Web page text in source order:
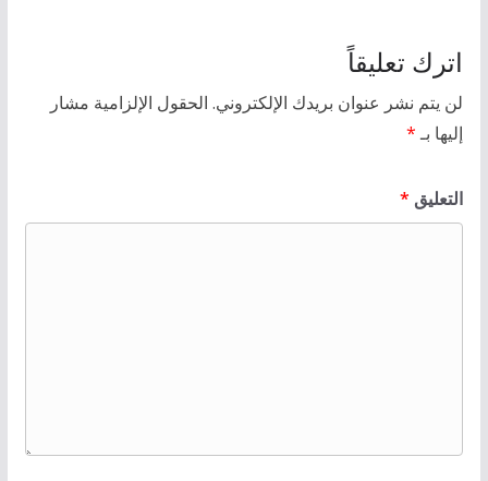
اترك تعليقاً
لن يتم نشر عنوان بريدك الإلكتروني. الحقول الإلزامية مشار
إليها بـ*
التعليق *